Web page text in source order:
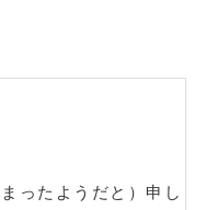
ったようだと）申し